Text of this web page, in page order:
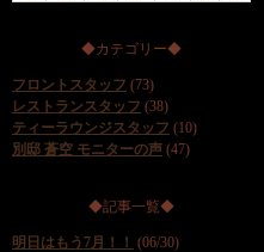
◆カテゴリー◆
フロントスタッフ (73)
レストランスタッフ (38)
ティーラウンジスタッフ (10)
別邸 蒼空 モニターの声 (47)
◆記事一覧◆
明日はもう7月！！ (06/30)